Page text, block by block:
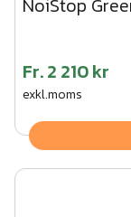
Fr.2 210 kr
exkl.moms